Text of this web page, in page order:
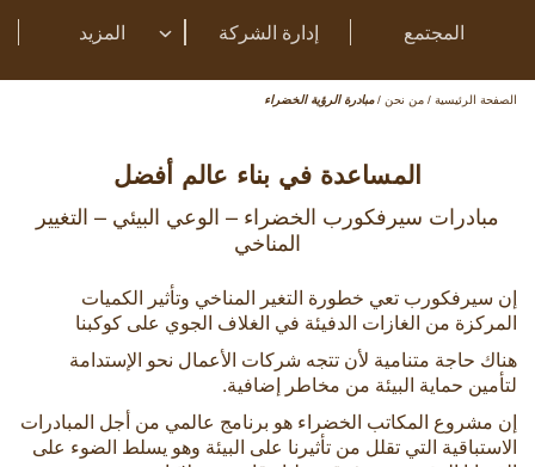
المجتمع إدارة الشركة المزيد
الصفحة الرئيسية / من نحن / مبادرة الرؤية الخضراء
المساعدة في بناء عالم أفضل
مبادرات سيرفكورب الخضراء – الوعي البيئي – التغيير
المناخي
إن سيرفكورب تعي خطورة التغير المناخي وتأثير الكميات
المركزة من الغازات الدفيئة في الغلاف الجوي على كوكبنا
هناك حاجة متنامية لأن تتجه شركات الأعمال نحو الإستدامة
لتأمين حماية البيئة من مخاطر إضافية.
إن مشروع المكاتب الخضراء هو برنامج عالمي من أجل المبادرات
الاستباقية التي تقلل من تأثيرنا على البيئة وهو يسلط الضوء على